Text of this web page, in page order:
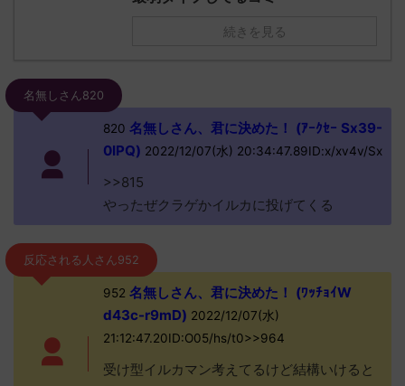
続きを見る
名無しさん820
820 名無しさん、君に決めた！ (ｱｰｸｾｰ Sx39-
0IPQ) 2022/12/07(水) 20:34:47.89ID:x/xv4v/Sx
>>815
やったぜクラゲかイルカに投げてくる
反応される人さん952
952 名無しさん、君に決めた！ (ﾜｯﾁｮｲW
d43c-r9mD) 2022/12/07(水)
21:12:47.20ID:O05/hs/t0>>964
受け型イルカマン考えてるけど結構いけると